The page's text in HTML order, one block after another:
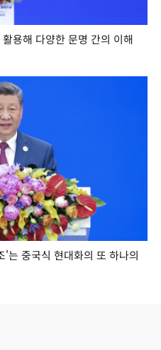
용해 다양한 문명 간의 이해
는 중국식 현대화의 또 하나의